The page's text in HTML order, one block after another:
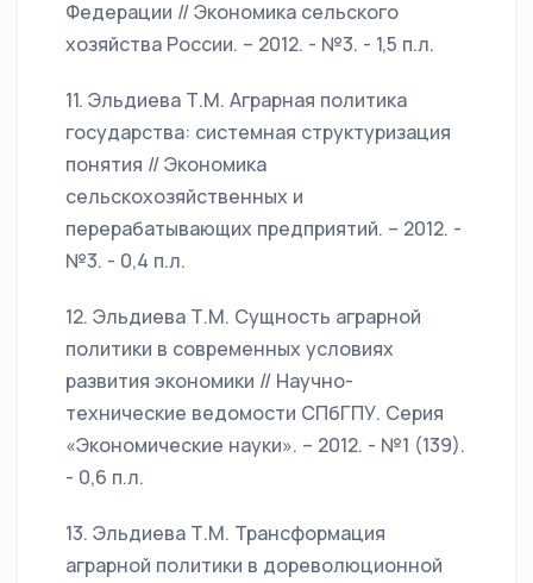
Федерации // Экономика сельского
хозяйства России. – 2012. - №3. - 1,5 п.л.
11. Эльдиева Т.М. Аграрная политика
государства: системная структуризация
понятия // Экономика
сельскохозяйственных и
перерабатывающих предприятий. – 2012. -
№3. - 0,4 п.л.
12. Эльдиева Т.М. Сущность аграрной
политики в современных условиях
развития экономики // Научно-
технические ведомости СПбГПУ. Серия
«Экономические науки». – 2012. - №1 (139).
- 0,6 п.л.
13. Эльдиева Т.М. Трансформация
аграрной политики в дореволюционной